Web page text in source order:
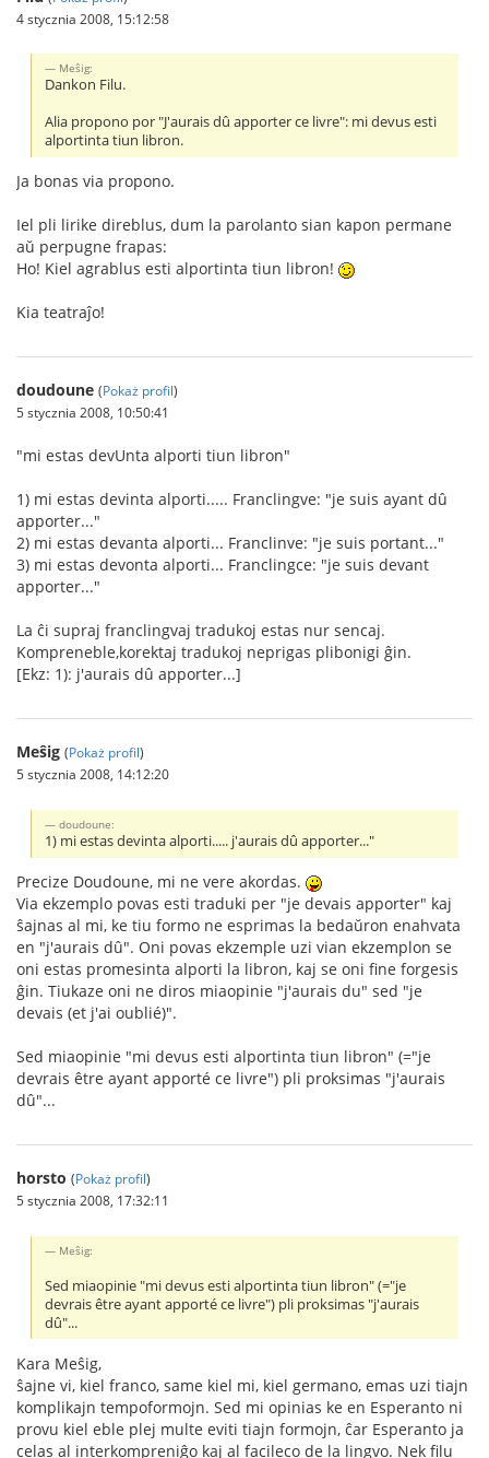
4 stycznia 2008, 15:12:58
Meŝig:
Dankon Filu.
Alia propono por "J'aurais dû apporter ce livre": mi devus esti
alportinta tiun libron.
Ja bonas via propono.
Iel pli lirike direblus, dum la parolanto sian kapon permane
aŭ perpugne frapas:
Ho! Kiel agrablus esti alportinta tiun libron!
Kia teatraĵo!
doudoune (Pokaż profil)
5 stycznia 2008, 10:50:41
"mi estas devUnta alporti tiun libron"
1) mi estas devinta alporti..... Franclingve: "je suis ayant dû
apporter..."
2) mi estas devanta alporti... Franclinve: "je suis portant..."
3) mi estas devonta alporti... Franclingce: "je suis devant
apporter..."
La ĉi supraj franclingvaj tradukoj estas nur sencaj.
Kompreneble,korektaj tradukoj neprigas plibonigi ĝin.
[Ekz: 1): j'aurais dû apporter...]
Meŝig (Pokaż profil)
5 stycznia 2008, 14:12:20
doudoune:
1) mi estas devinta alporti..... j'aurais dû apporter..."
Precize Doudoune, mi ne vere akordas.
Via ekzemplo povas esti traduki per "je devais apporter" kaj
ŝajnas al mi, ke tiu formo ne esprimas la bedaŭron enahvata
en "j'aurais dû". Oni povas ekzemple uzi vian ekzemplon se
oni estas promesinta alporti la libron, kaj se oni fine forgesis
ĝin. Tiukaze oni ne diros miaopinie "j'aurais du" sed "je
devais (et j'ai oublié)".
Sed miaopinie "mi devus esti alportinta tiun libron" (="je
devrais être ayant apporté ce livre") pli proksimas "j'aurais
dû"...
horsto (Pokaż profil)
5 stycznia 2008, 17:32:11
Meŝig:
Sed miaopinie "mi devus esti alportinta tiun libron" (="je
devrais être ayant apporté ce livre") pli proksimas "j'aurais
dû"...
Kara Meŝig,
ŝajne vi, kiel franco, same kiel mi, kiel germano, emas uzi tiajn
komplikajn tempoformojn. Sed mi opinias ke en Esperanto ni
provu kiel eble plej multe eviti tiajn formojn, ĉar Esperanto ja
celas al interkompreniĝo kaj al facileco de la lingvo. Nek filu